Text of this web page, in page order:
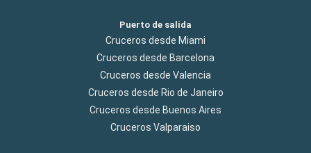
Puerto de salida
Cruceros desde Miami
Cruceros desde Barcelona
Cruceros desde Valencia
Cruceros desde Rio de Janeiro
Cruceros desde Buenos Aires
Cruceros Valparaiso